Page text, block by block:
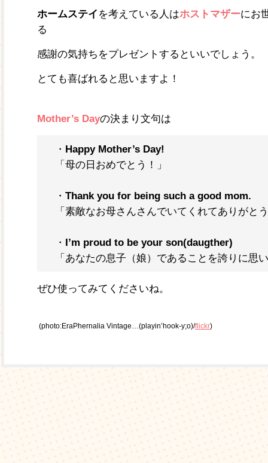
ホームステイ を考えている人はホストマザーにお
る
感謝の気持ちをプレゼントするといいでしょう。
とても喜ばれると思いますよ！
Mother’s Dayの決まり文句は
・ Happy Mother’s Day!
「母の日おめでとう！」
・ Thank you for being such a good mom.
「素敵なお母さんさんでいてくれてありがと
・ I’m proud to be your son(daugther)
「あなたの息子（娘）であることを誇りに思
ぜひ使ってみてくださいね。
(photo:EraPhernalia Vintage…(playin’hook-y;o)/flickr)